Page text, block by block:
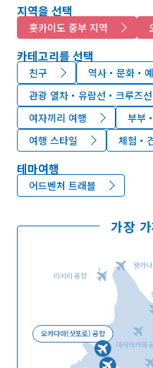
지역을 선택
홋카이도 중부 지역
카테고리를 선택
친구
역사・문화・
관광 열차・유람선・크루즈선
여자끼리 여행
부부
여행 스타일
체험・
테마여행
어드벤처 트래블
가장
오카다마(삿포로) 공항
아사히카와
왓카
리시리 공항